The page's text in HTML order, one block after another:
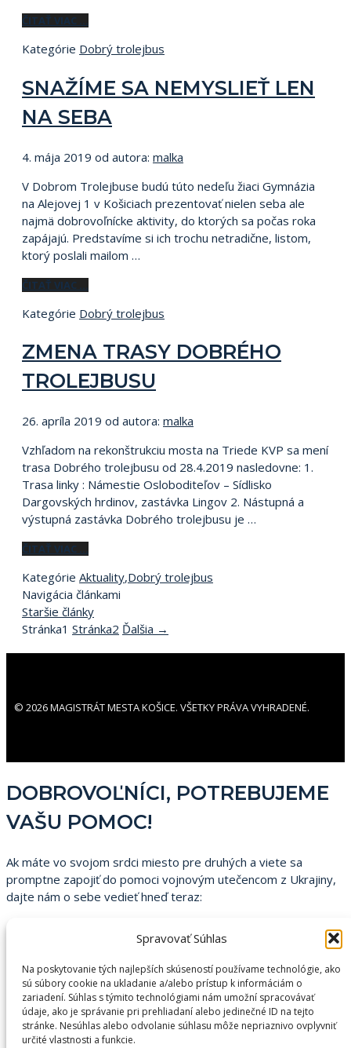
Spravovať Súhlas
Na poskytovanie tých najlepších skúseností používame technológie, ako
sú súbory cookie na ukladanie a/alebo prístup k informáciám o
zariadení. Súhlas s týmito technológiami nám umožní spracovávať
údaje, ako je správanie pri prehliadaní alebo jedinečné ID na tejto
stránke. Nesúhlas alebo odvolanie súhlasu môže nepriaznivo ovplyvniť
určité vlastnosti a funkcie.
ČITAŤ VIAC …
Kategórie Dobrý trolejbus
SNAŽÍME SA NEMYSLIEŤ LEN
NA SEBA
4. mája 2019 od autora: malka
V Dobrom Trolejbuse budú túto nedeľu žiaci Gymnázia
na Alejovej 1 v Košiciach prezentovať nielen seba ale
najmä dobrovoľnícke aktivity, do ktorých sa počas roka
zapájajú. Predstavíme si ich trochu netradične, listom,
ktorý poslali mailom …
ČITAŤ VIAC …
Kategórie Dobrý trolejbus
ZMENA TRASY DOBRÉHO
TROLEJBUSU
26. apríla 2019 od autora: malka
Vzhľadom na rekonštrukciu mosta na Triede KVP sa mení
trasa Dobrého trolejbusu od 28.4.2019 nasledovne: 1.
Trasa linky : Námestie Osloboditeľov – Sídlisko
Dargovských hrdinov, zastávka Lingov 2. Nástupná a
výstupná zastávka Dobrého trolejbusu je …
ČITAŤ VIAC …
Kategórie Aktuality,Dobrý trolejbus
Navigácia článkami
Staršie články
Stránka1 Stránka2 Ďalšia →
© 2026 MAGISTRÁT MESTA KOŠICE. VŠETKY PRÁVA VYHRADENÉ.
DOBROVOĽNÍCI, POTREBUJEME
VAŠU POMOC!
Ak máte vo svojom srdci miesto pre druhých a viete sa
promptne zapojiť do pomoci vojnovým utečencom z Ukrajiny,
dajte nám o sebe vedieť hneď teraz:
Posily hľadáme:
do call centra mesta Košice, kde poskytujeme utečencom
i širokej verejnosti dôležité informácie a usmernenia,